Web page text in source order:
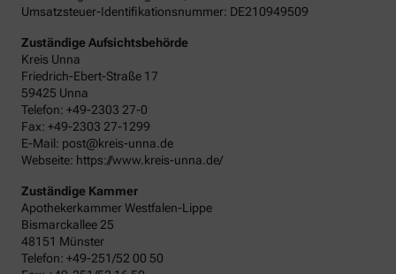
Umsatzsteuer-Identifikationsnummer: DE210949509
Zuständige Aufsichtsbehörde
Kreis Unna
Friedrich-Ebert-Straße 17
59425 Unna
Telefon: +49-2303 27-0
Fax: +49-2303 27-1299
E-Mail: post@kreis-unna.de
Webseite: https://www.kreis-unna.de/
Zuständige Kammer
Apothekerkammer Westfalen-Lippe
Bismarckallee 25
48151 Münster
Telefon: +49-251/52 00 50